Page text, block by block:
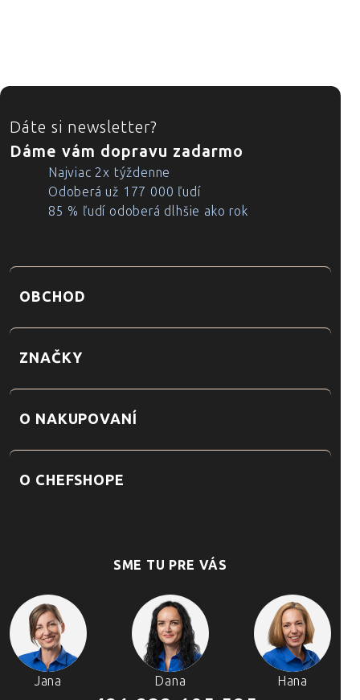
ZÁPÄTIE
Dáte si newsletter?
Dáme vám dopravu zadarmo
Najviac 2x týždenne
Odoberá už 177 000 ľudí
85 % ľudí odoberá dlhšie ako rok
OBCHOD
ZNAČKY
O NAKUPOVANÍ
O CHEFSHOPE
SME TU PRE VÁS
Jana Dana Hana